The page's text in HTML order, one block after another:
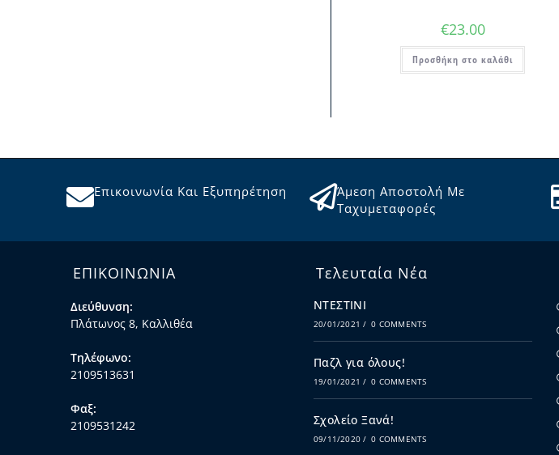
€23.00
Προσθήκη στο καλάθι
Επικοινωνία Και Εξυπηρέτηση
Άμεση Αποστολή Με
Ταχυμεταφορές
ΕΠΙΚΟΙΝΩΝΙΑ
Διεύθυνση:
Πλάτωνος 8, Καλλιθέα
Τηλέφωνο:
2109513631
Φαξ:
2109531242
Τελευταία Νέα
ΝΤΕΣΤΙΝΙ
20/01/2021 / 0 COMMENTS
Παζλ για όλους!
19/01/2021 / 0 COMMENTS
Σχολείο Ξανά!
09/11/2020 / 0 COMMENTS